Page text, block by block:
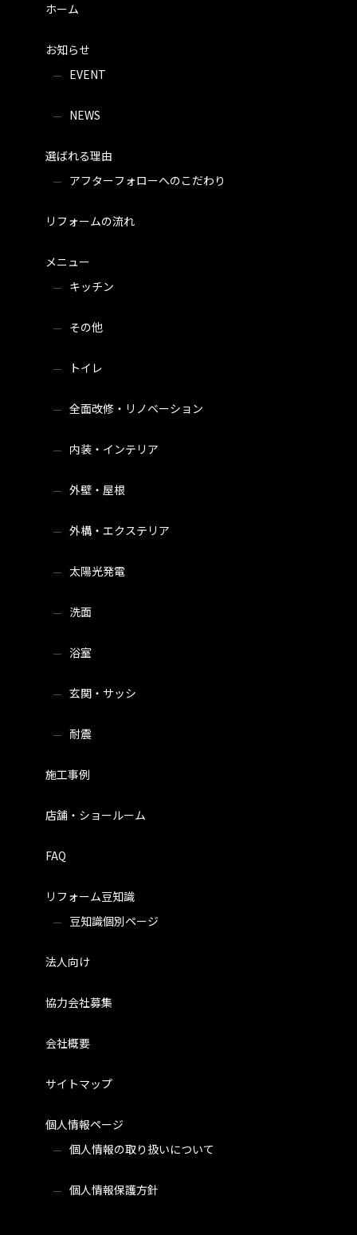
ホーム
お知らせ
EVENT
NEWS
選ばれる理由
アフターフォローへのこだわり
リフォームの流れ
メニュー
キッチン
その他
トイレ
全面改修・リノベーション
内装・インテリア
外壁・屋根
外構・エクステリア
太陽光発電
洗面
浴室
玄関・サッシ
耐震
施工事例
店舗・ショールーム
FAQ
リフォーム豆知識
豆知識個別ページ
法人向け
協力会社募集
会社概要
サイトマップ
個人情報ページ
個人情報の取り扱いについて
個人情報保護方針